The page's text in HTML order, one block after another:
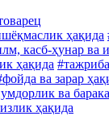
ҳақида
касб-ҳунар ва
ҳақида
ва зарар
ва
ҳақида